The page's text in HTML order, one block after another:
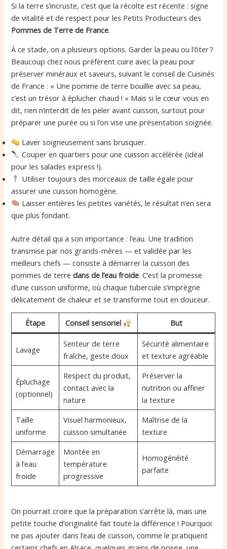
Si la terre s’incruste, c’est que la récolte est récente : signe
de vitalité et de respect pour les Petits Producteurs des
Pommes de Terre de France.
À ce stade, on a plusieurs options. Garder la peau ou l’ôter ?
Beaucoup chez nous préfèrent cuire avec la peau pour
préserver minéraux et saveurs, suivant le conseil de Cuisinés
de France : « Une pomme de terre bouillie avec sa peau,
c’est un trésor à éplucher chaud ! » Mais si le cœur vous en
dit, rien n’interdit de les peler avant cuisson, surtout pour
préparer une purée ou si l’on vise une présentation soignée.
Laver soigneusement sans brusquer.
Couper en quartiers pour une cuisson accélérée (idéal
pour les salades express !).
Utiliser toujours des morceaux de taille égale pour
assurer une cuisson homogène.
Laisser entières les petites variétés, le résultat n’en sera
que plus fondant.
Autre détail qui a son importance : l’eau. Une tradition
transmise par nos grands-mères — et validée par les
meilleurs chefs — consiste à démarrer la cuisson des
pommes de terredans de l’eau froide. C’est la promesse
d’une cuisson uniforme, où chaque tubercule s’imprègne
délicatement de chaleur et se transforme tout en douceur.
Étape Conseil sensoriel But
Lavage
Senteur de terre
fraîche, geste doux
Sécurité alimentaire
et texture agréable
Épluchage
(optionnel)
Respect du produit,
contact avec la
nature
Préserver la
nutrition ou affiner
la texture
Taille
uniforme
Visuel harmonieux,
cuisson simultanée
Maîtrise de la
texture
Démarrage
à l’eau
froide
Montée en
température
progressive
Homogénéité
parfaite
On pourrait croire que la préparation s’arrête là, mais une
petite touche d’originalité fait toute la différence ! Pourquoi
ne pas ajouter dans l’eau de cuisson, comme le pratiquent